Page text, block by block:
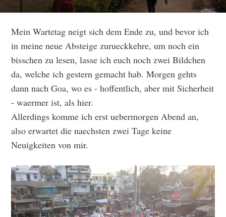
Mein Wartetag neigt sich dem Ende zu, und bevor ich
in meine neue Absteige zurueckkehre, um noch ein
bisschen zu lesen, lasse ich euch noch zwei Bildchen
da, welche ich gestern gemacht hab. Morgen gehts
dann nach Goa, wo es - hoffentlich, aber mit Sicherheit
- waermer ist, als hier.
Allerdings komme ich erst uebermorgen Abend an,
also erwartet die naechsten zwei Tage keine
Neuigkeiten von mir.